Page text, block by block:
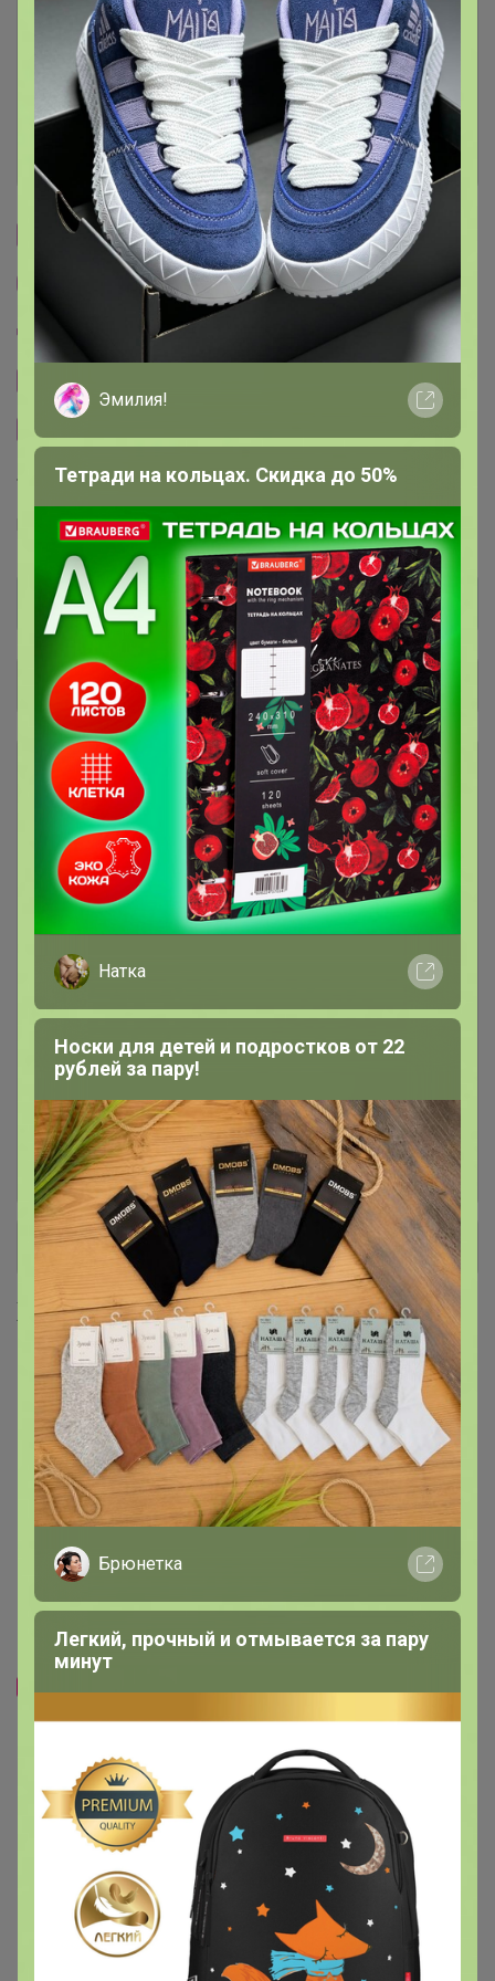
Общий каталог
РАСПРОДАЖА
Футболки, рубашки, поло, толстовки
78
Джинсы женские 28
Джинсы мужские 43
мужчин и женщин
10
Трикотаж ТЕПЛЫЙ для мужчин:
толстовки, брюки, водолазки
26
+ Ещё 4 каталога
Условия участия
Ключевые даты
История проведённых выкупов
Cтраничка организатора
Другие СП организатора Селена
Пристрой организатора Селена
Сайт закупки
Торговые марки
Ф5™ F`FIVE™
Хиты продаж
400р
Футболка мужская F`FIVE
Эмилия!
Тетради на кольцах. Скидка до 50%
Натка
Носки для детей и подростков от 22
рублей за пару!
Брюнетка
Легкий, прочный и отмывается за пару
минут